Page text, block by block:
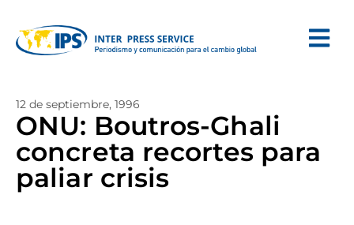
12 de septiembre, 1996
ONU: Boutros-Ghali
concreta recortes para
paliar crisis